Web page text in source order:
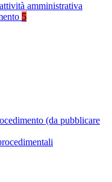
amministrativa
5
(da pubblicare